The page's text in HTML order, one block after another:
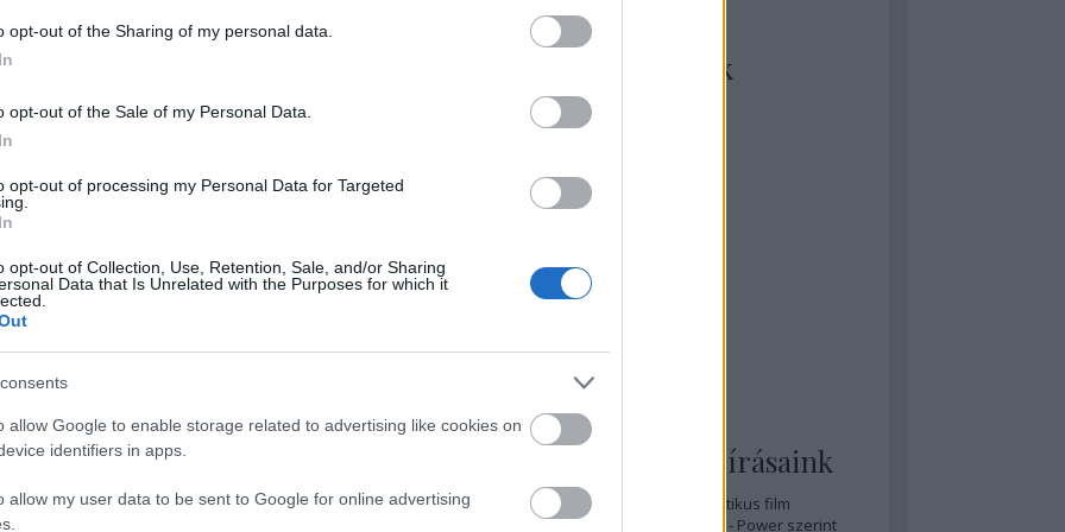
opt-out of the Sharing of my personal data.
opt-out of the Sale of my Personal Data.
opt-out of processing my Personal Data for Targeted
opt-out of Collection, Use, Retention, Sale, and/or Sharing
Data that Is Unrelated with the Purposes for which it
allow Google to enable storage related to advertising like cookies on
identifiers in apps.
allow my user data to be sent to Google for online advertising
szemünket a dögös vajákon (az urak
sem hanyagolták el, akad itt kardvívás és
egyáltalán. A politika is egyre jobban
megismerjük a motivációit, a Kontinens ügyei
hogy ebből bizonyos hatalmas háború lesz.
a rasszista felhang is, de szerencsére nem olyan
a felhőtlen szórakozásban.
is inkább felnőtteknek való a sorozat, a
meg a szavaikat, és időnként horrorisztikus
szeretjük, nem? Hardcore fanként nekem
is az a véleményem, hogy a könyvek nyomába
tökéletes Geralt-ot Cavill személyében,
amelyben még rengeteg potenciál van, amit
ki fognak használni az alkotók. Egy szó, mint
az évvégi pihenéshez.
Akiket szívesen
nézünk/olvasunk
Borosta szerint
DarkSide Joint
Filmbook
Filmtrailer
Mozi Mánia app
Nézze meg az ember!
Jus & Calzone
A legolvasottabb írásaink
A 20 legjobb posztapokaliptikus film
A 15 legjobb időutazós film - Power szerint